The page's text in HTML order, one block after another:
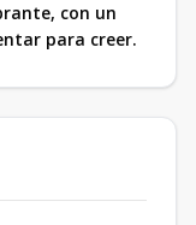
con un
para creer.